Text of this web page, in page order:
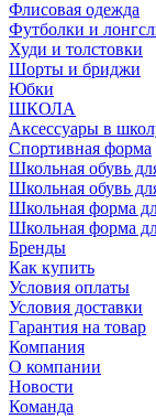
Флисовая одежда
Футболки и
Худи и толстовки
Шорты и бриджи
Юбки
ШКОЛА
Аксессуары в
Спортивная форма
Школьная обувь
Школьная обувь
Школьная форма
Школьная форма
Бренды
Как купить
Условия оплаты
Условия доставки
Гарантия на товар
Компания
О компании
Новости
Команда